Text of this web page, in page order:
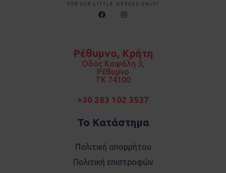
FOR OUR LITTLE HEROES ONLY!
F
a
o
I
n
r
a
m
Ρέθυμνο, Κρήτη
Οδός Καψάλη 3,
Ρέθυμνο
TK 74100
+30 283 102 3537
Το Κατάστημα
Πολιτική απορρήτου
Πολιτική επιστροφών